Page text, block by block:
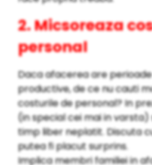
2. Micsoreaza
personal
Daca afacerea are
productive, de ce nu cauti
costurile de personal? In
(in special cei mai in
timp liber neplatit. Discuta
putea fi placut surprins.
Implica membri familiei in